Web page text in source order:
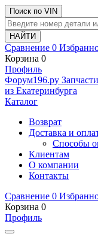
Поиск по VIN
Сравнение 0
Корзина 0
Профиль
Фoрум196.ру
из Екатеринбурга
Каталог
Возврат
Доставка и
Способы
Клиентам
О компании
Контакты
Сравнение 0
Корзина 0
Профиль